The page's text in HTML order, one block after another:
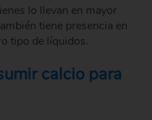
lo llevan en mayor
tiene presencia en
tipo de líquidos.
calcio para